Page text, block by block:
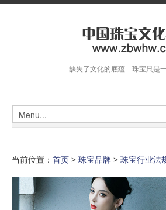
缺失了文化的底蕴 珠宝只是
当前位置： 首页 > 珠宝品牌 > 珠宝行业法